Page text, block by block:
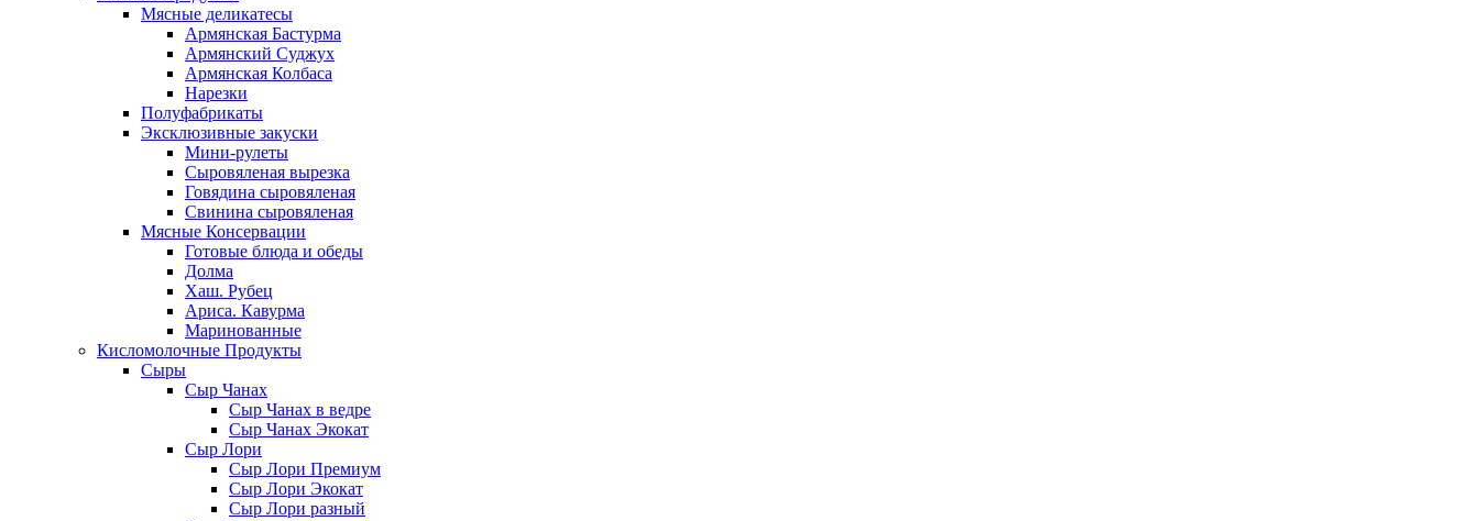
Мясные деликатесы
Армянская Бастурма
Армянский Суджух
Армянская Колбаса
Нарезки
Полуфабрикаты
Эксклюзивные закуски
Мини-рулеты
Сыровяленая вырезка
Говядина сыровяленая
Свинина сыровяленая
Мясные Консервации
Готовые блюда и обеды
Долма
Хаш. Рубец
Ариса. Кавурма
Маринованные
Кисломолочные Продукты
Сыры
Сыр Чанах
Сыр Чанах в ведре
Сыр Чанах Экокат
Сыр Лори
Сыр Лори Премиум
Сыр Лори Экокат
Сыр Лори разный